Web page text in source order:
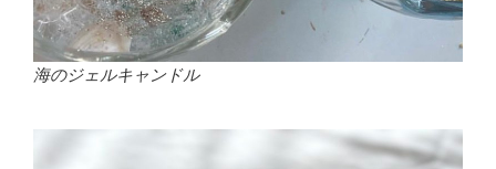
海のジェルキャンドル